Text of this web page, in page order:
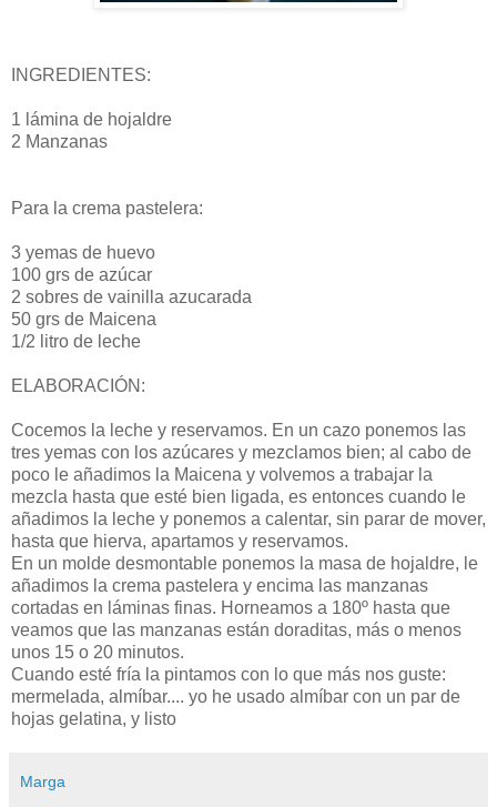
INGREDIENTES:
1 lámina de hojaldre
2 Manzanas
Para la crema pastelera:
3 yemas de huevo
100 grs de azúcar
2 sobres de vainilla azucarada
50 grs de Maicena
1/2 litro de leche
ELABORACIÓN:
Cocemos la leche y reservamos. En un cazo ponemos las
tres yemas con los azúcares y mezclamos bien; al cabo de
poco le añadimos la Maicena y volvemos a trabajar la
mezcla hasta que esté bien ligada, es entonces cuando le
añadimos la leche y ponemos a calentar, sin parar de mover,
hasta que hierva, apartamos y reservamos.
En un molde desmontable ponemos la masa de hojaldre, le
añadimos la crema pastelera y encima las manzanas
cortadas en láminas finas. Horneamos a 180º hasta que
veamos que las manzanas están doraditas, más o menos
unos 15 o 20 minutos.
Cuando esté fría la pintamos con lo que más nos guste:
mermelada, almíbar.... yo he usado almíbar con un par de
hojas gelatina, y listo
Marga